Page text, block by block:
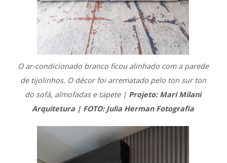
O ar-condicionado branco ficou alinhado com a parede
de tijolinhos. O décor foi arrematado pelo ton sur ton
do sofá, almofadas e tapete | Projeto: Mari Milani
Arquitetura | FOTO: Julia Herman Fotografia